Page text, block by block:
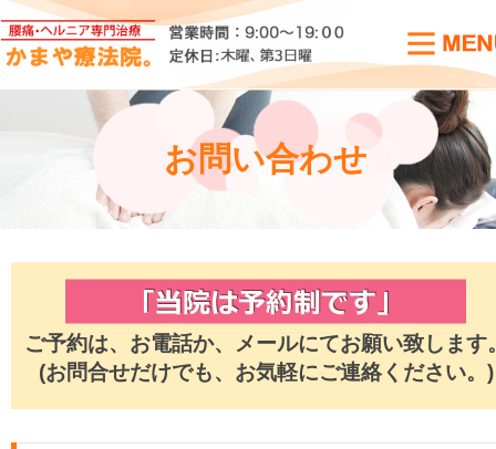
お問い合わせ
ご予約は、お電話か、メールにてお願い致します
(お問合せだけでも、お気軽にご連絡ください。)